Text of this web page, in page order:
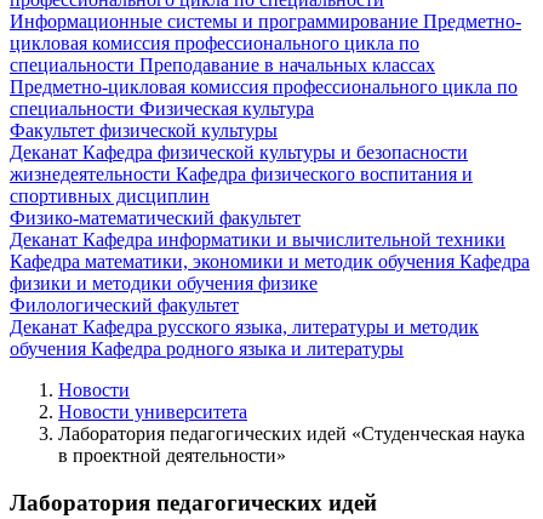
Информационные системы и программирование Предметно-
цикловая комиссия профессионального цикла по
специальности Преподавание в начальных классах
Предметно-цикловая комиссия профессионального цикла по
специальности Физическая культура
Факультет физической культуры
Деканат Кафедра физической культуры и безопасности
жизнедеятельности Кафедра физического воспитания и
спортивных дисциплин
Физико-математический факультет
Деканат Кафедра информатики и вычислительной техники
Кафедра математики, экономики и методик обучения Кафедра
физики и методики обучения физике
Филологический факультет
Деканат Кафедра русского языка, литературы и методик
обучения Кафедра родного языка и литературы
Новости
Новости университета
Лаборатория педагогических идей «Студенческая наука
в проектной деятельности»
Лаборатория педагогических идей